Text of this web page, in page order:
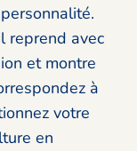
reprend avec
et montre
à
votre
en